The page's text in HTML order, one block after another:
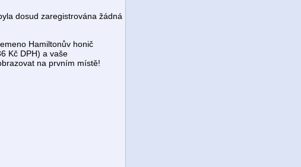
dosud zaregistrována žádná
Hamiltonův honič
Kč DPH) a vaše
na prvním místě!